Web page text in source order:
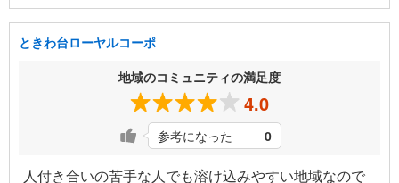
ときわ台ローヤルコーポ
地域のコミュニティの満足度
4.0
参考になった 0
人付き合いの苦手な人でも溶け込みやすい地域なので